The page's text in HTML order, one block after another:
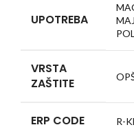
UPOTREBA
VRSTA
ZAŠTITE
ERP CODE R-